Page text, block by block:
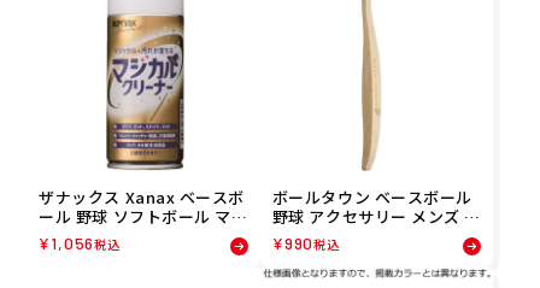
ザナックス Xanax ベースボ
ール 野球 ソフトボール マジ
カルクリーナー BAOMC1 メ
ンズ レディース ユニセック
¥1,056税込
ボールタウン ベースボール
野球 アクセサリー メンズ レ
ディース クリーナー ブラシ
220000025180 23FW 秋冬 C
LEANER BRUSH BALL TOW
¥990税込